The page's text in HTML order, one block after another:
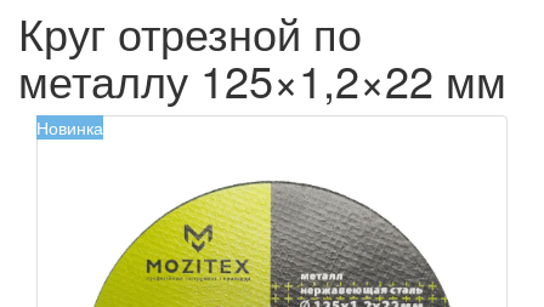
Круг отрезной по
металлу 125×1,2×22 мм
Новинка